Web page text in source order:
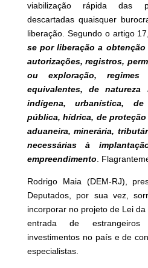
viabilização rápida das
descartadas quaisquer
liberação. Segundo o artigo
se por liberação a
autorizações, registros,
ou exploração,
equivalentes, de
indígena, urbanística,
pública, hídrica, de
aduaneira, minerária,
necessárias à
empreendimento .
Rodrigo Maia (DEM-RJ),
Deputados, por sua vez,
incorporar no projeto de Lei
entrada de
investimentos no país e de
especialistas.